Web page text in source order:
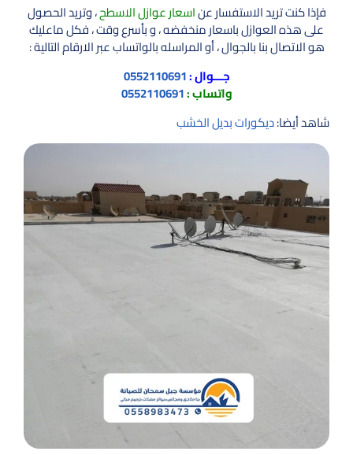
فإذا كنت تريد الاستفسار عناسعار عوازل الاسطح، وتريد الحصول
على هذه العوازل باسعار منخفضه ، و بأسرع وقت ، فكل ماعليك
هو الاتصال بنا بالجوال ، أو المراسله بالواتساب عبر الارقام التالية :
جـــوال :0552110691
واتساب :
شاهد أيضا:ديكورات بديل الخشب